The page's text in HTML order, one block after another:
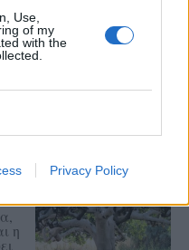
Use,
of my
with the
Privacy Policy
με
η